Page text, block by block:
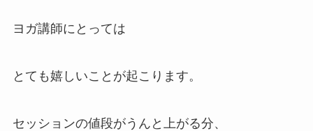
ヨガ講師にとっては
とても嬉しいことが起こります。
セッションの値段がうんと上がる分、